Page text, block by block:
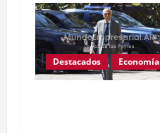
Destacados Economía